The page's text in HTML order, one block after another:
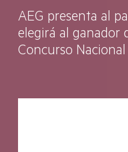
AEG presenta al
elegirá al ganador
Concurso